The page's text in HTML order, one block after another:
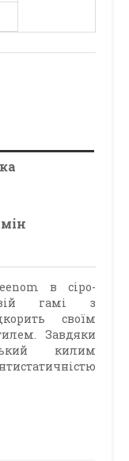
в сіро-
гамі з
своїм
Завдяки
килим